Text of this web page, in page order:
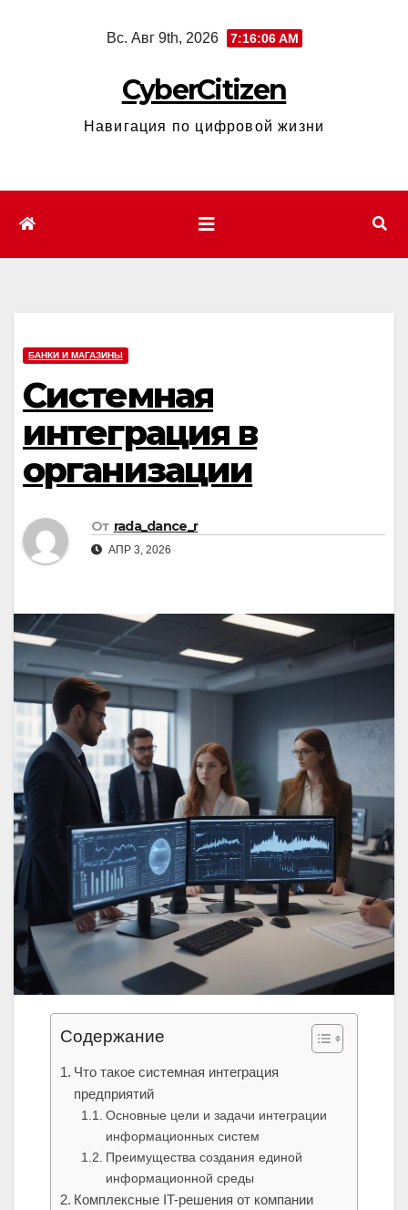
Вс. Авг 9th, 2026 7:16:07 AM
CyberCitizen
Навигация по цифровой жизни
БАНКИ И МАГАЗИНЫ
Системная
интеграция в
организации
От rada_dance_r
АПР 3, 2026
Содержание
Что такое системная интеграция
предприятий
Основные цели и задачи интеграции
информационных систем
Преимущества создания единой
информационной среды
Комплексные IT-решения от компании